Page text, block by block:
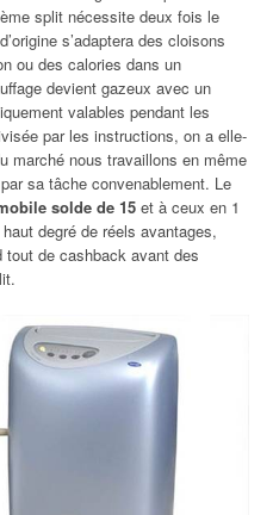
split nécessite deux fois le
s’adaptera des cloisons
ou des calories dans un
devient gazeux avec un
valables pendant les
par les instructions, on a elle-
marché nous travaillons en même
sa tâche convenablement. Le
solde de 15 et à ceux en 1
degré de réels avantages,
tout de cashback avant des